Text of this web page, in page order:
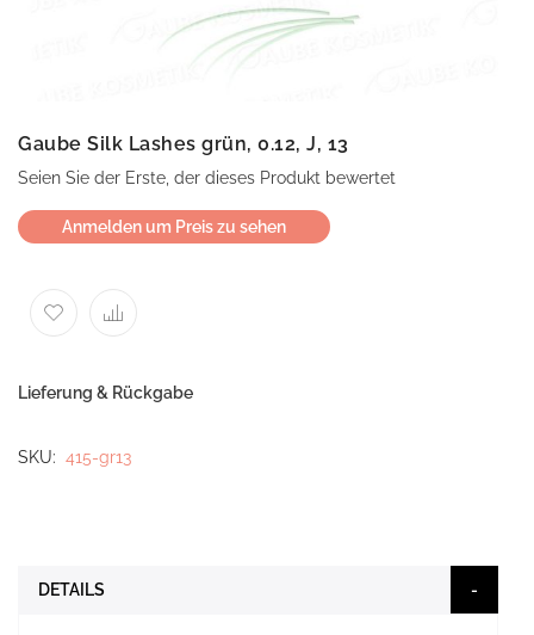
Gaube Silk Lashes grün, 0.12, J, 13
Seien Sie der Erste, der dieses Produkt bewertet
Anmelden um Preis zu sehen
Lieferung & Rückgabe
SKU 415-gr13
DETAILS